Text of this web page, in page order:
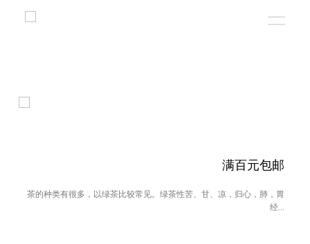
满百元包邮
茶的种类有很多，以绿茶比较常见。绿茶性苦、甘、凉，归心，肺，胃
经...